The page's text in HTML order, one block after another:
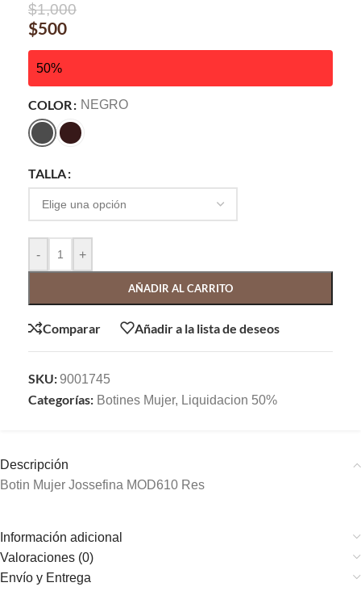
$1,000
$500
50%
COLOR NEGRO
TALLA
- +
AÑADIR AL CARRITO
Comparar Añadir a la lista de deseos
SKU:9001745
Categorías: Botines Mujer, Liquidacion 50%
Descripción
Botin Mujer Jossefina MOD610 Res
Información adicional
Valoraciones (0)
Envío y Entrega